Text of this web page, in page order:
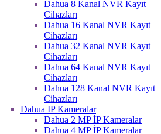
Dahua 8 Kanal NVR Kayıt
Cihazları
Dahua 16 Kanal NVR Kayıt
Cihazları
Dahua 32 Kanal NVR Kayıt
Cihazları
Dahua 64 Kanal NVR Kayıt
Cihazları
Dahua 128 Kanal NVR Kayıt
Cihazları
Dahua IP Kameralar
Dahua 2 MP İP Kameralar
Dahua 4 MP İP Kameralar